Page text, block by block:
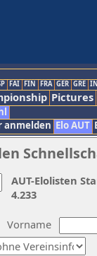
FAI FIN FRA GER GRE
Pictures
anmelden Elo AUT
Vorname
AUT-Elolisten
4.233